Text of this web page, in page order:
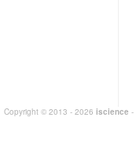
Copyright © 2013 - 2026 iscience -